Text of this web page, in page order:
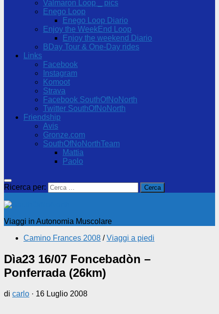
Valmaron Loop _ pics
Enego Loop
Enego Loop Diario
Enjoy the WeekEnd Loop
Enjoy the weekend Diario
BDay Tour & One-Day rides
Links
Facebook
Instagram
Komoot
Strava
Facebook SouthOfNoNorth
Twitter SouthOfNoNorth
Friendship
Avis
Gronze.com
SouthOfNoNorthTeam
Mattia
Paolo
Ricerca per:
Viaggi in Autonomia Muscolare
Camino Frances 2008 / Viaggi a piedi
Dìa23 16/07 Foncebadòn –
Ponferrada (26km)
di carlo · 16 Luglio 2008